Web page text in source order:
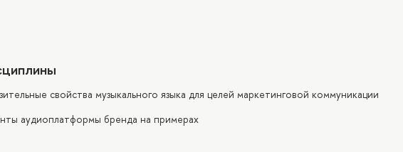
свойства музыкального языка для целей маркетинговой коммуникации
аудиоплатформы бренда на примерах